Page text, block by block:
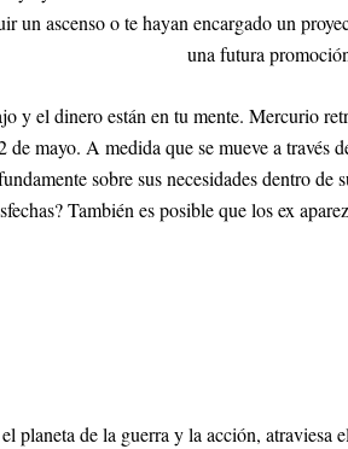
un ascenso o te hayan encargado un
una futura
y el dinero están en tu mente. Mercurio
de mayo. A medida que se mueve a través
sobre sus necesidades dentro de
También es posible que los ex
planeta de la guerra y la acción, atraviesa